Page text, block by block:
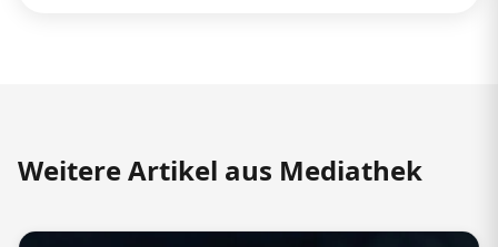
Weitere Artikel aus Mediathek